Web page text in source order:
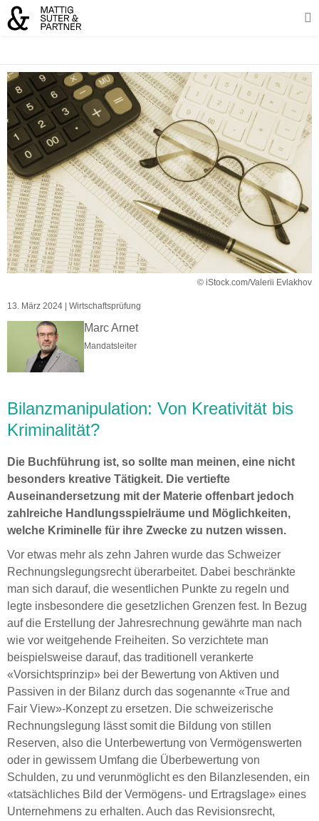
© iStock.com/Valerii Evlakhov
13. März 2024 | Wirtschaftsprüfung
Marc Arnet
Mandatsleiter
Bilanzmanipulation: Von Kreativität bis
Kriminalität?
Die Buchführung ist, so sollte man meinen, eine nicht
besonders kreative Tätigkeit. Die vertiefte
Auseinandersetzung mit der Materie offenbart jedoch
zahlreiche Handlungsspielräume und Möglichkeiten,
welche Kriminelle für ihre Zwecke zu nutzen wissen.
Vor etwas mehr als zehn Jahren wurde das Schweizer
Rechnungslegungsrecht überarbeitet. Dabei beschränkte
man sich darauf, die wesentlichen Punkte zu regeln und
legte insbesondere die gesetzlichen Grenzen fest. In Bezug
auf die Erstellung der Jahresrechnung gewährte man nach
wie vor weitgehende Freiheiten. So verzichtete man
beispielsweise darauf, das traditionell verankerte
«Vorsichtsprinzip» bei der Bewertung von Aktiven und
Passiven in der Bilanz durch das sogenannte «True and
Fair View»-Konzept zu ersetzen. Die schweizerische
Rechnungslegung lässt somit die Bildung von stillen
Reserven, also die Unterbewertung von Vermögenswerten
oder in gewissem Umfang die Überbewertung von
Schulden, zu und verunmöglicht es den Bilanzlesenden, ein
«tatsächliches Bild der Vermögens- und Ertragslage» eines
Unternehmens zu erhalten. Auch das Revisionsrecht,